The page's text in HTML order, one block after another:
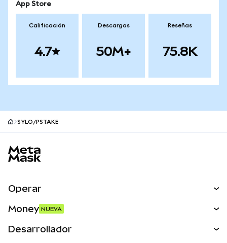
App Store
Calificación
4.7
Descargas
50M+
Reseñas
75.8K
SYLO/PSTAKE
Operar
Money NUEVA
Desarrollador